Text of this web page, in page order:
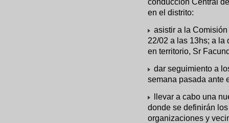
en el distrito:
asistir a la
22/02 a las 13hs; a la
en territorio, Sr
dar seguimiento a
semana pasada ante
llevar a cabo una
donde se definirán
organizaciones y